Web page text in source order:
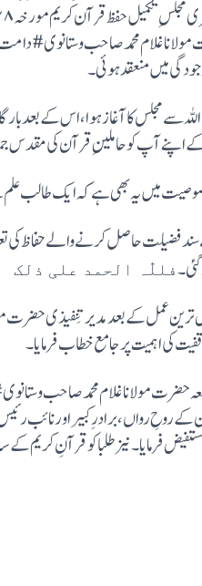
غلام محمد صاحب وستانوی# دامت
میں منعقد ہوئی۔
آپ کو حاملین ِقرآن کی مقدس
علم نے محض ۱۰۰/ دن کی قلیل مدت میں قرآن ِکریم کو معجزانہ طور پر اپنے سینہ میں محفوظ کر
فللّٰہ الحمد علی ذلک
عمل کے بعد مدیر تِنفیذی حضرت
کی اہمیت پر جامع خطاب فرمایا۔
حضرت مولانا غلام محمد صاحب
روحِ رواں ،برادر ِکبیر اور نائب
فرمایا۔ نیز طلبا کو قرآنِ کریم